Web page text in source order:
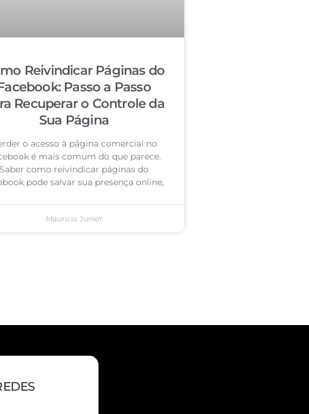
Reivindicar Páginas do
Passo a Passo
Recuperar o Controle da
Sua Página
o acesso à página comercial no
é mais comum do que parece.
Saber como reivindicar páginas do
pode salvar sua presença online,
Mauricio Junior